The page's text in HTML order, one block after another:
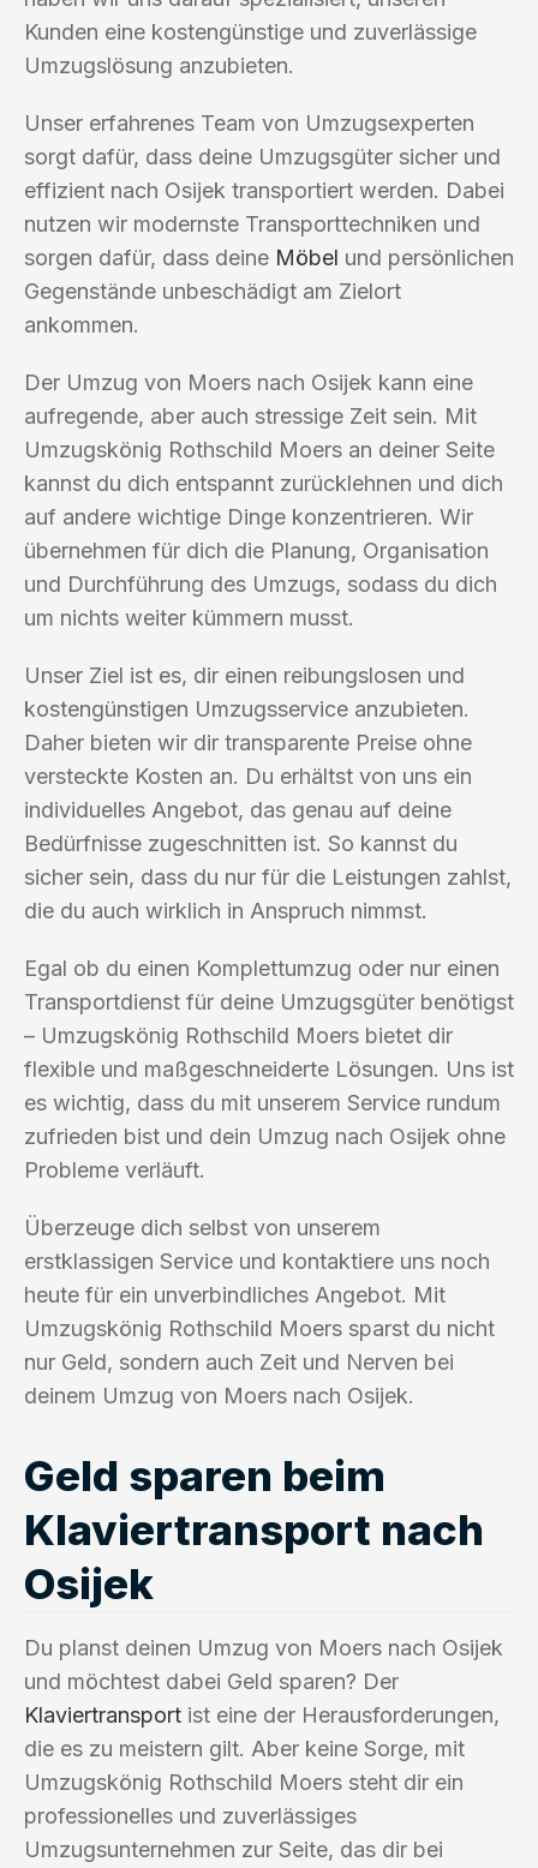
Kunden eine kostengünstige und zuverlässige
Umzugslösung anzubieten.
Unser erfahrenes Team von Umzugsexperten
sorgt dafür, dass deine Umzugsgüter sicher und
effizient nach Osijek transportiert werden. Dabei
nutzen wir modernste Transporttechniken und
sorgen dafür, dass deine Möbel und persönlichen
Gegenstände unbeschädigt am Zielort
ankommen.
Der Umzug von Moers nach Osijek kann eine
aufregende, aber auch stressige Zeit sein. Mit
Umzugskönig Rothschild Moers an deiner Seite
kannst du dich entspannt zurücklehnen und dich
auf andere wichtige Dinge konzentrieren. Wir
übernehmen für dich die Planung, Organisation
und Durchführung des Umzugs, sodass du dich
um nichts weiter kümmern musst.
Unser Ziel ist es, dir einen reibungslosen und
kostengünstigen Umzugsservice anzubieten.
Daher bieten wir dir transparente Preise ohne
versteckte Kosten an. Du erhältst von uns ein
individuelles Angebot, das genau auf deine
Bedürfnisse zugeschnitten ist. So kannst du
sicher sein, dass du nur für die Leistungen zahlst,
die du auch wirklich in Anspruch nimmst.
Egal ob du einen Komplettumzug oder nur einen
Transportdienst für deine Umzugsgüter benötigst
– Umzugskönig Rothschild Moers bietet dir
flexible und maßgeschneiderte Lösungen. Uns ist
es wichtig, dass du mit unserem Service rundum
zufrieden bist und dein Umzug nach Osijek ohne
Probleme verläuft.
Überzeuge dich selbst von unserem
erstklassigen Service und kontaktiere uns noch
heute für ein unverbindliches Angebot. Mit
Umzugskönig Rothschild Moers sparst du nicht
nur Geld, sondern auch Zeit und Nerven bei
deinem Umzug von Moers nach Osijek.
Geld sparen beim
Klaviertransport nach
Osijek
Du planst deinen Umzug von Moers nach Osijek
und möchtest dabei Geld sparen? Der
Klaviertransport ist eine der Herausforderungen,
die es zu meistern gilt. Aber keine Sorge, mit
Umzugskönig Rothschild Moers steht dir ein
professionelles und zuverlässiges
Umzugsunternehmen zur Seite, das dir bei